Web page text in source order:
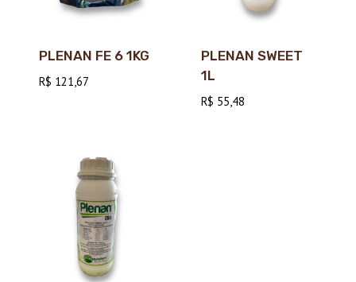
PLENAN FE 6 1KG
R$ 121,67
PLENAN SWEET
1L
R$ 55,48